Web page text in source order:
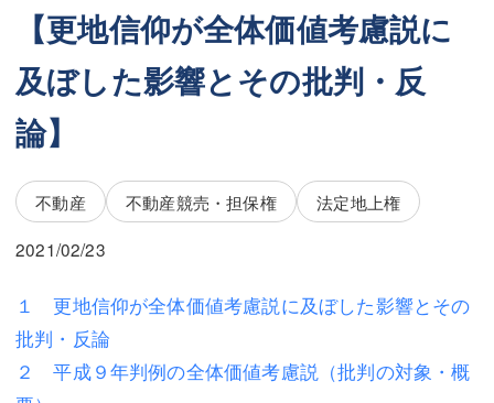
三平 聡史
酒井 博之
坂本 陽一
桶川 聡
小川 祐
弁護士費用
三平 聡史
酒井 博之
坂本 陽一
桶川 聡
弁護士費用
不動産
【更地信仰が全体価値考慮説に
及ぼした影響とその批判・反
論】
不動産 不動産競売・担保権
法定地上権
2021/02/23
１ 更地信仰が全体価値考慮説に及ぼした影響とその
批判・反論
２ 平成９年判例の全体価値考慮説（批判の対象・概